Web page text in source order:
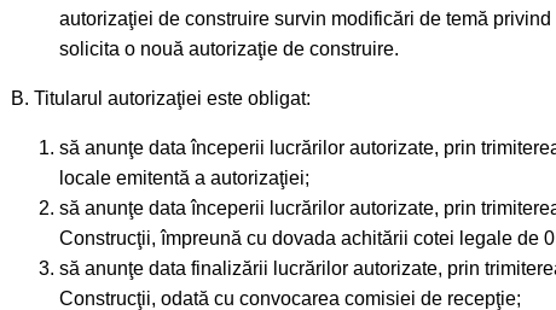
autorizaţiei de construire survin modificări de temă
solicita o nouă autorizaţie de construire.
B. Titularul autorizaţiei este obligat:
să anunţe data începerii lucrărilor autorizate, prin
locale emitentă a autorizaţiei;
să anunţe data începerii lucrărilor autorizate, prin
Construcţii, împreună cu dovada achitării cotei legale de
să anunţe data finalizării lucrărilor autorizate, prin
Construcţii, odată cu convocarea comisiei de recepţie;